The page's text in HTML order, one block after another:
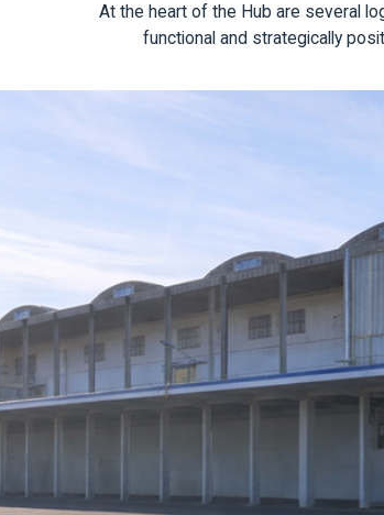
At the heart of the Hub are several
functional and strategically